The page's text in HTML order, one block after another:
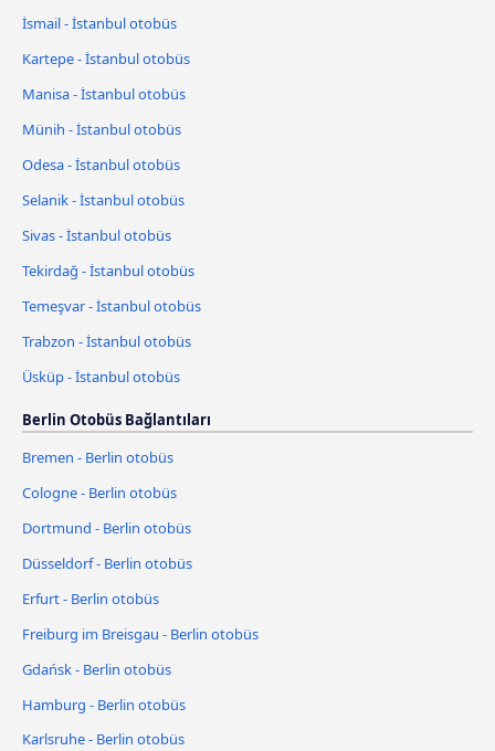
İsmail - İstanbul otobüs
Kartepe - İstanbul otobüs
Manisa - İstanbul otobüs
Münih - İstanbul otobüs
Odesa - İstanbul otobüs
Selanik - İstanbul otobüs
Sivas - İstanbul otobüs
Tekirdağ - İstanbul otobüs
Temeşvar - İstanbul otobüs
Trabzon - İstanbul otobüs
Üsküp - İstanbul otobüs
Berlin Otobüs Bağlantıları
Bremen - Berlin otobüs
Cologne - Berlin otobüs
Dortmund - Berlin otobüs
Düsseldorf - Berlin otobüs
Erfurt - Berlin otobüs
Freiburg im Breisgau - Berlin otobüs
Gdańsk - Berlin otobüs
Hamburg - Berlin otobüs
Karlsruhe - Berlin otobüs